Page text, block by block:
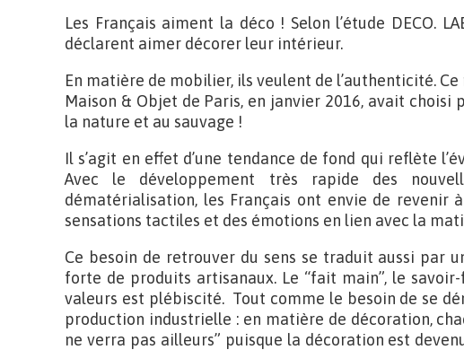
Les Français aiment la déco ! Selon l’étude DECO.
déclarent aimer décorer leur intérieur.
En matière de mobilier, ils veulent de l’authenticité. Ce
Maison & Objet de Paris, en janvier 2016, avait choisi
la nature et au sauvage !
Il s’agit en effet d’une tendance de fond qui reflète
Avec le développement très rapide des
dématérialisation, les Français ont envie de revenir
sensations tactiles et des émotions en lien avec la
Ce besoin de retrouver du sens se traduit aussi par
forte de produits artisanaux. Le “fait main”, le
valeurs est plébiscité. Tout comme le besoin de se
production industrielle : en matière de décoration,
ne verra pas ailleurs” puisque la décoration est